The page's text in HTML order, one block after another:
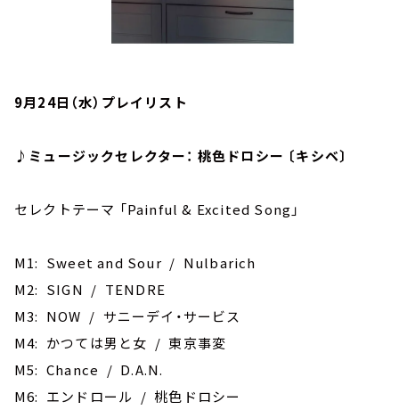
9月24日（水）プレイリスト
♪ミュージックセレクター： 桃色ドロシー 〔キシベ〕
セレクトテーマ 「Painful & Excited Song」
M1: Sweet and Sour / Nulbarich
M2: SIGN / TENDRE
M3: NOW / サニーデイ・サービス
M4: かつては男と女 / 東京事変
M5: ‎Chance / D.A.N.
M6: エンドロール / 桃色ドロシー